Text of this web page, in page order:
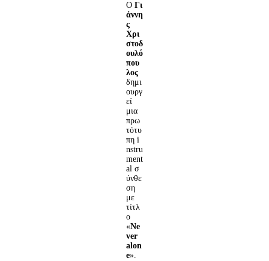
Ο Γι
άννη
ς
Χρι
στοδ
ουλό
που
λος
δημι
ουργ
εί
μια
πρω
τότυ
πη i
nstru
ment
al σ
ύνθε
ση
με
τίτλ
ο
«Ne
ver
alon
e».